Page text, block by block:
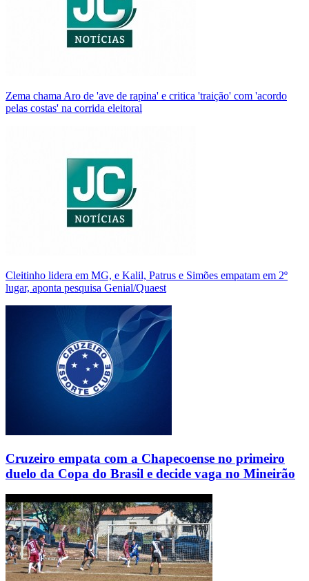
Zema chama Aro de 'ave de rapina' e critica 'traição' com 'acordo
pelas costas' na corrida eleitoral
Cleitinho lidera em MG, e Kalil, Patrus e Simões empatam em 2º
lugar, aponta pesquisa Genial/Quaest
Cruzeiro empata com a Chapecoense no primeiro
duelo da Copa do Brasil e decide vaga no Mineirão